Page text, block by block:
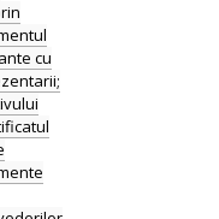
cu